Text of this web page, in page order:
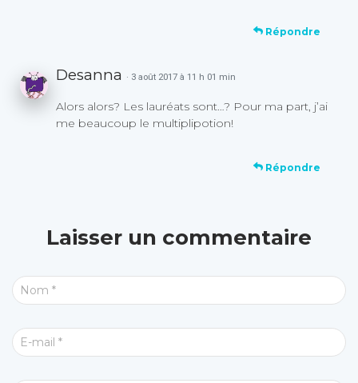
Répondre
Desanna · 3 août 2017 à 11 h 01 min
Alors alors? Les lauréats sont…? Pour ma part, j’ai
me beaucoup le multiplipotion!
Répondre
Laisser un commentaire
Nom *
E-mail *